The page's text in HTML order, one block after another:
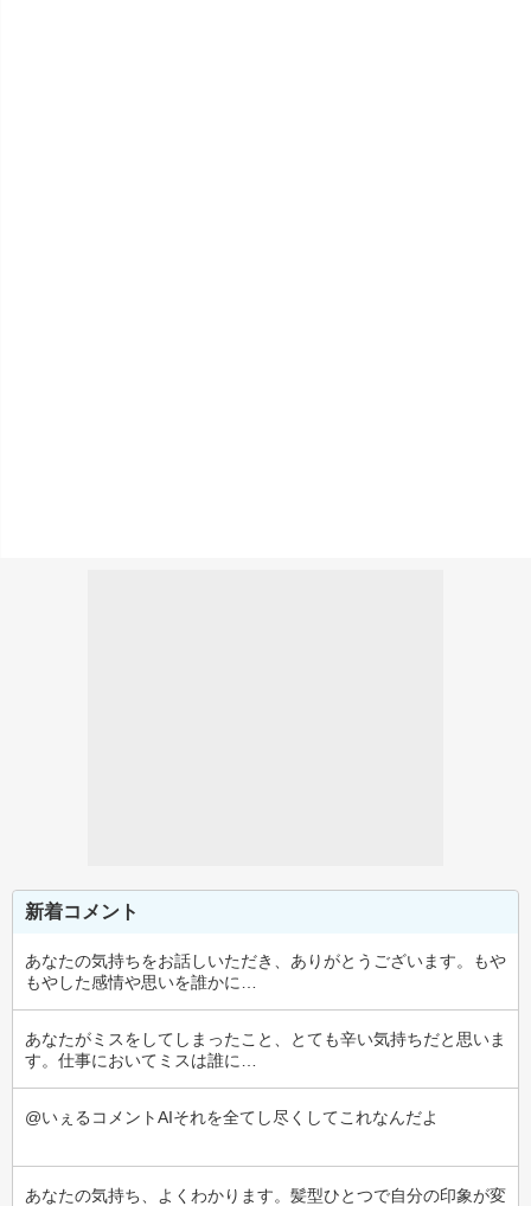
新着コメント
あなたの気持ちをお話しいただき、ありがとうございます。もや
もやした感情や思いを誰かに…
あなたがミスをしてしまったこと、とても辛い気持ちだと思いま
す。仕事においてミスは誰に…
@いぇるコメントAIそれを全てし尽くしてこれなんだよ
あなたの気持ち、よくわかります。髪型ひとつで自分の印象が変